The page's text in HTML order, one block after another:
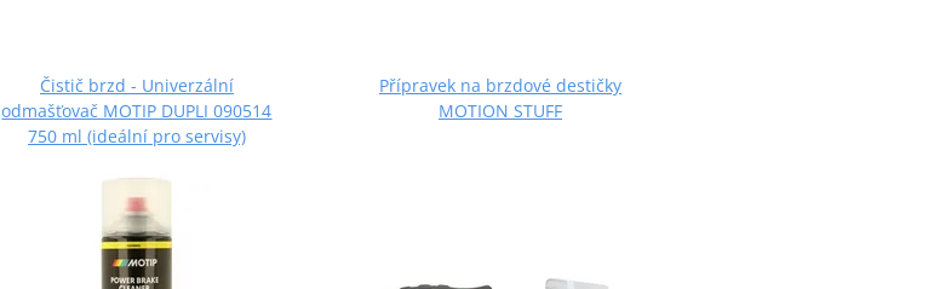
Čistič brzd - Univerzální
odmašťovač MOTIP DUPLI 090514
750 ml (ideální pro servisy)
Přípravek na brzdové destičky
MOTION STUFF